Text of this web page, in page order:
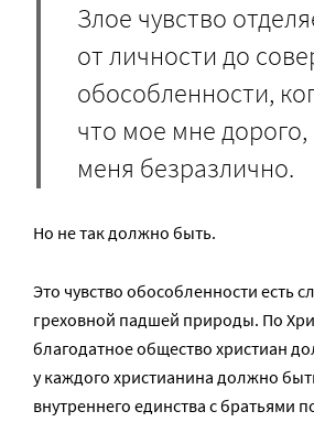
Злое чувство
от личности до
обособленности,
что мое мне дорого,
меня безразлично.
Но не так должно быть.
Это чувство обособленности есть
греховной падшей природы. По
благодатное общество христиан
у каждого христианина должно
внутреннего единства с братьями